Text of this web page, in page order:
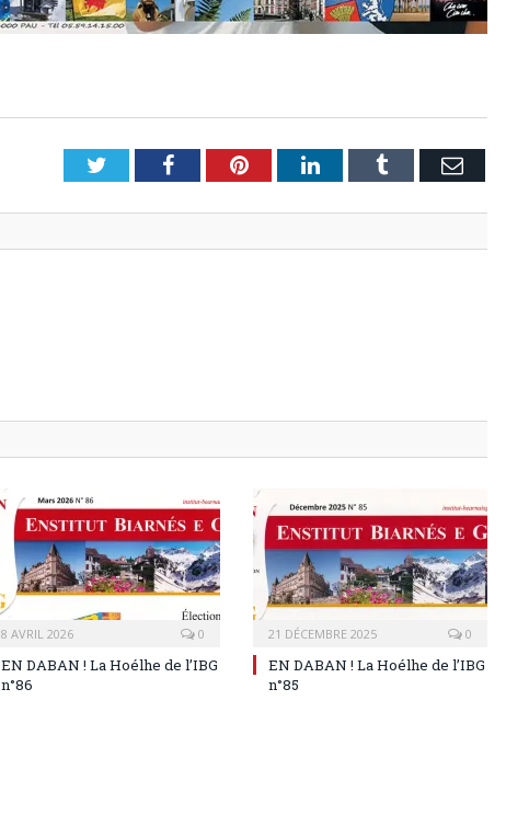
TwitterFacebookPinterestLinkedInTumblr Email
8 AVRIL 2026 0
EN DABAN ! La Hoélhe de l’IBG
n°86
21 DÉCEMBRE 2025 0
EN DABAN ! La Hoélhe de l’IBG
n°85